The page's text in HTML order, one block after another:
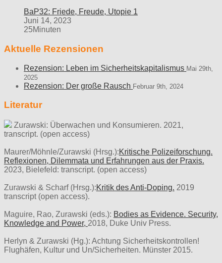
BaP32: Friede, Freude, Utopie 1
Juni 14, 2023
25Minuten
Aktuelle Rezensionen
Rezension: Leben im Sicherheitskapitalismus Mai 29th,
2025
Rezension: Der große Rausch Februar 9th, 2024
Literatur
Zurawski: Überwachen und Konsumieren. 2021,
transcript. (open access)
Maurer/Möhnle/Zurawski (Hrsg.):Kritische Polizeiforschung.
Reflexionen, Dilemmata und Erfahrungen aus der Praxis.
2023, Bielefeld: transcript. (open access)
Zurawski & Scharf (Hrsg.):Kritik des Anti-Doping. 2019
transcript (open access).
Maguire, Rao, Zurawski (eds.): Bodies as Evidence. Security,
Knowledge and Power, 2018, Duke Univ Press.
Herlyn & Zurawski (Hg.): Achtung Sicherheitskontrollen!
Flughäfen, Kultur und Un/Sicherheiten. Münster 2015.